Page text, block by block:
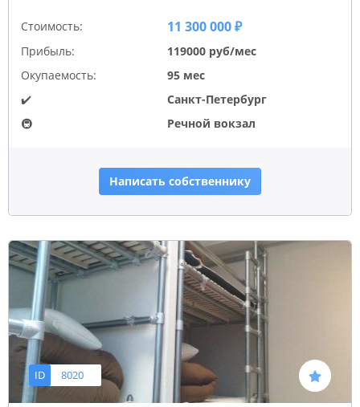
Стоимость: 11 300 000 ₽
Прибыль:
119000 руб/мес
Окупаемость:
95 мес
✔️
Санкт-Петербург
🚇
Речной вокзал
Написать собственнику
ID 8020